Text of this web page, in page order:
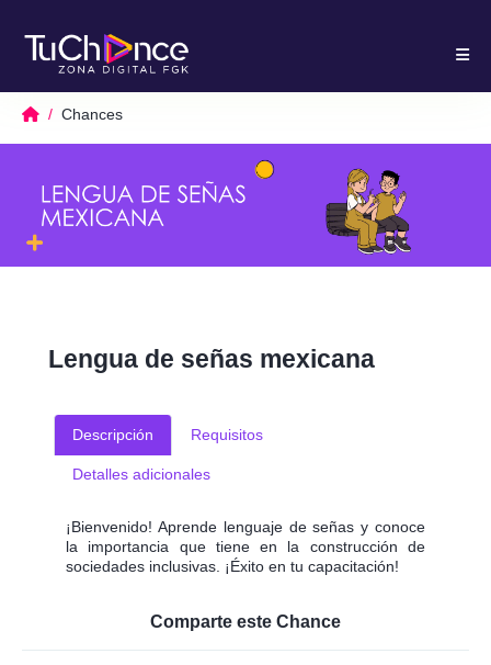
Chances
Lengua de señas mexicana
Descripción Requisitos
Detalles adicionales
¡Bienvenido! Aprende lenguaje de señas y conoce
la importancia que tiene en la construcción de
sociedades inclusivas. ¡Éxito en tu capacitación!
Comparte este Chance